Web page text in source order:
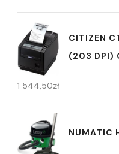
CITIZEN
(203 DPI)
1 544,50zł
NUMATIC